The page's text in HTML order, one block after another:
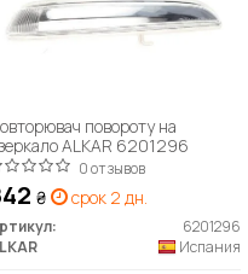
повороту на
ALKAR 6201296
0 отзывов
₴ срок 2 дн.
6201296
Испания